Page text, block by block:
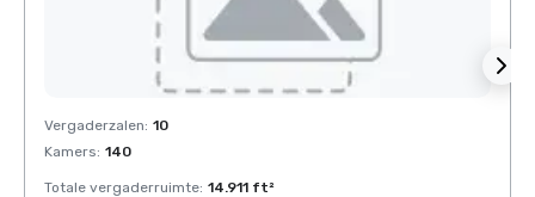
Removed from favorites
Vergaderzalen: 10
Kamers: 140
Totale vergaderruimte: 14.911 ft²